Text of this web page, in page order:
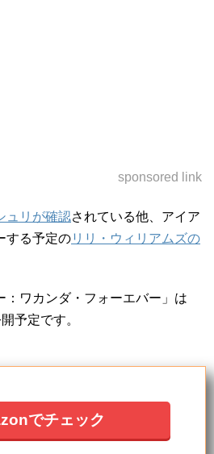
sponsored link
ュリが確認されている他、アイア
する予定のリリ・ウィリアムズの
：ワカンダ・フォーエバー」は
予定です。
でチェック